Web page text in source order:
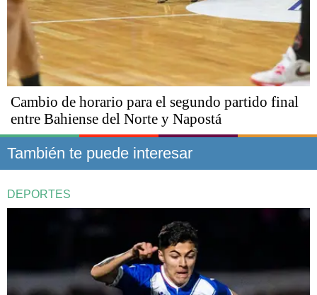
Cambio de horario para el segundo partido final
entre Bahiense del Norte y Napostá
También te puede interesar
DEPORTES